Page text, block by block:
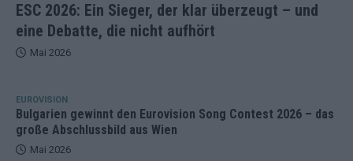
ESC 2026: Ein Sieger, der klar überzeugt – und
eine Debatte, die nicht aufhört
Mai 2026
EUROVISION
Bulgarien gewinnt den Eurovision Song Contest 2026 – das
große Abschlussbild aus Wien
Mai 2026